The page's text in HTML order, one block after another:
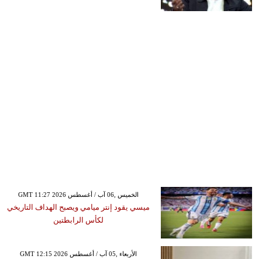
GMT 11:27 2026 الخميس ,06 آب / أغسطس
ميسي يقود إنتر ميامي ويصبح الهداف التاريخي
لكأس الرابطتين
GMT 12:15 2026 الأربعاء ,05 آب / أغسطس